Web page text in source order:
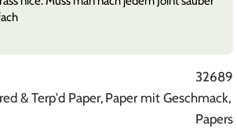
32689
& Terp'd Paper, Paper mit Geschmack,
Papers